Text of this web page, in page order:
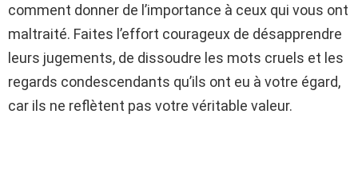
comment donner de l’importance à ceux qui vous ont
maltraité. Faites l’effort courageux de désapprendre
leurs jugements, de dissoudre les mots cruels et les
regards condescendants qu’ils ont eu à votre égard,
car ils ne reflètent pas votre véritable valeur.